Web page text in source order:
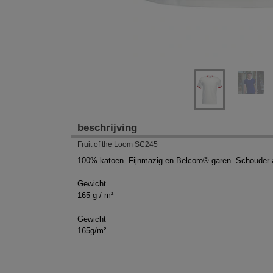
beschrijving
Fruit of the Loom SC245
100% katoen. Fijnmazig en Belcoro®-garen.
Gewicht
165 g / m²
Gewicht
165g/m²